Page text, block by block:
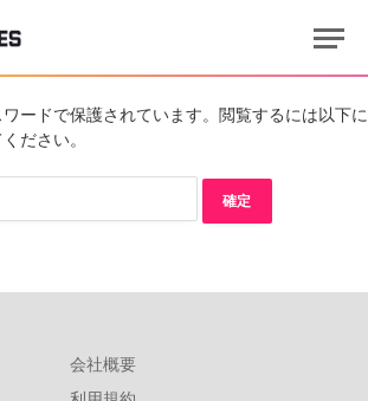
ードで保護されています。閲覧するには以下に
ださい。
会社概要